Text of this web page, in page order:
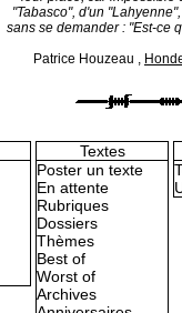
"Tabasco", d'un
sans se demander : "Est-ce
Patrice Houzeau ,
Textes
Poster un texte
En attente
Rubriques
Dossiers
Thèmes
Best of
Worst of
Archives